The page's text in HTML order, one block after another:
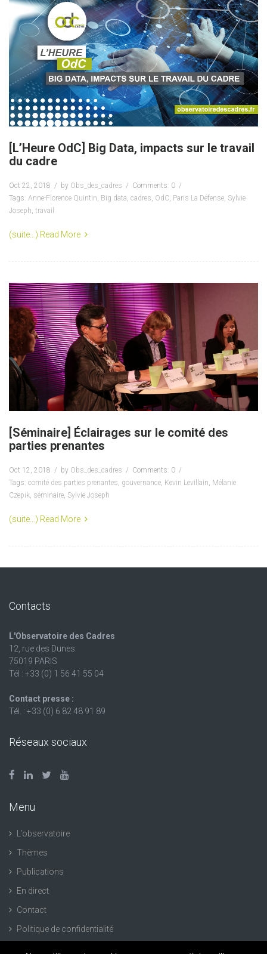
[L’Heure OdC] Big Data, impacts sur le travail
du cadre
Oct 22, 2018 by Obs_des_cadres
Comments: 0
Tags: Anne-Florence Quintin, Big data, cadres, OdC, Paris La Défense, Sylvie
Joseph, travail
(suite…) Read More
[Séminaire] Éclairages sur le comité des
parties prenantes
Oct 12, 2018 by Obs_des_cadres
Comments: 0
Tags: comité des parties prenantes gouvernance Kevin Levillain Mélanie
Czepik séminaire Sylvie Joseph
(suite…) Read More
Contacts
L'Observatoire des Cadres
12, rue des Dunes
75019 PARIS
Tél : +33 (0) 1 56 41 55 04
Contact presse :
Tél. : +33 (0) 6 82 48 91 89
Réseaux sociaux
Menu
L’observatoire
Thèmes
Publications
En direct
Contact
Politique de confidentialité